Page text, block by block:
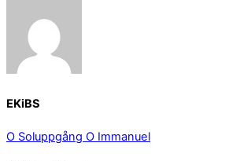
EKiBS
O Soluppgång O Immanuel